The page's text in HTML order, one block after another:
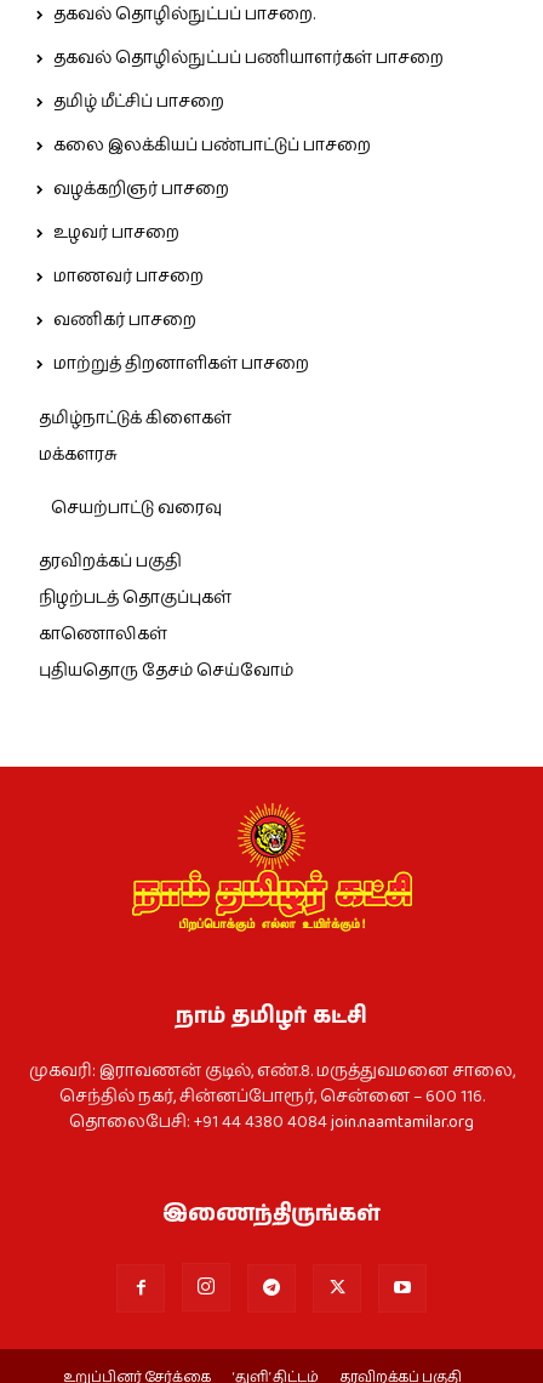
தகவல் தொழில்நுட்பப் பாசறை.
தகவல் தொழில்நுட்பப் பணியாளர்கள் பாசறை
தமிழ் மீட்சிப் பாசறை
கலை இலக்கியப் பண்பாட்டுப் பாசறை
வழக்கறிஞர் பாசறை
உழவர் பாசறை
மாணவர் பாசறை
வணிகர் பாசறை
மாற்றுத் திறனாளிகள் பாசறை
தமிழ்நாட்டுக் கிளைகள்
மக்களரசு
செயற்பாட்டு வரைவு
தரவிறக்கப் பகுதி
நிழற்படத் தொகுப்புகள்
காணொலிகள்
புதியதொரு தேசம் செய்வோம்
நாம் தமிழர் கட்சி
முகவரி: இராவணன் குடில், எண்.8. மருத்துவமனை சாலை,
செந்தில் நகர், சின்னப்போரூர், சென்னை – 600 116.
தொலைபேசி: +91 44 4380 4084join.naamtamilar.org
இணைந்திருங்கள்
உறுப்பினர் சேர்க்கை ‘துளி’ திட்டம் தரவிறக்கப் பகுதி